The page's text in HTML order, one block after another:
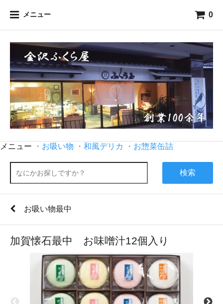
メニュー 0
メニュー ・お吸い物 ・和風デリカ ・お惣菜缶詰
検索
お吸い物最中
加賀懐石最中 お味噌汁12個入り